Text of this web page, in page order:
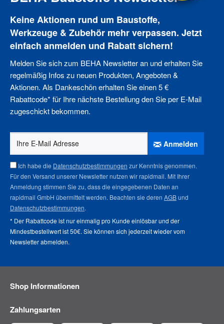
Keine Aktionen rund um Baustoffe,
Werkzeuge & Zubehör mehr verpassen. Jetzt
einfach anmelden und Rabatt sichern!
Melden Sie sich zum BEHA Newsletter an und erhalten Sie
regelmäßig Infos zu neuen Produkten, Angeboten &
Aktionen. Als Dankeschön erhalten Sie einen 5 €
Rabattcode* für Ihre nächste Bestellung den Sie per E-Mail
zugeschickt bekommen.
Anmelden
Ich habe die Datenschutzbestimmungen zur Kenntnis genommen.
Für den Versand unserer Newsletter nutzen wir rapidmail. Mit Ihrer
Anmeldung stimmen Sie zu, dass die eingegebenen Daten an
rapidmail GmbH übermittelt werden. Beachten sie deren AGBund
Datenschutzbestimmungen.
* Der Rabattcode ist nur einmalig pro Kunde einlösbar und der
Mindestbestellwert ist 50€. Sie können sich jederzeit wieder vom
Newsletter abmelden.
Shop Informationen
Zahlungsarten